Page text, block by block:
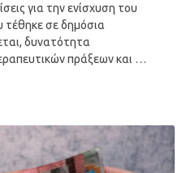
για την ενίσχυση του
τέθηκε σε δημόσια
δυνατότητα
πράξεων και …